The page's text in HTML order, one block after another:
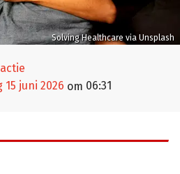
Solving Healthcare via Unsplash
15 juni 2026 om 06:31